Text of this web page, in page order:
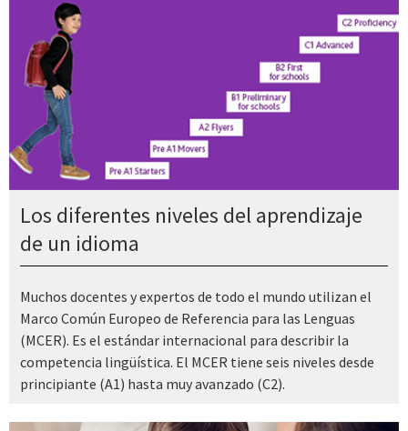
Los diferentes niveles del aprendizaje
de un idioma
Muchos docentes y expertos de todo el mundo utilizan el
Marco Común Europeo de Referencia para las Lenguas
(MCER). Es el estándar internacional para describir la
competencia lingüística. El MCER tiene seis niveles desde
principiante (A1) hasta muy avanzado (C2).